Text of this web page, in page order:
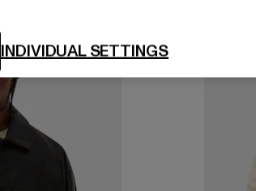
INDIVIDUAL SETTINGS